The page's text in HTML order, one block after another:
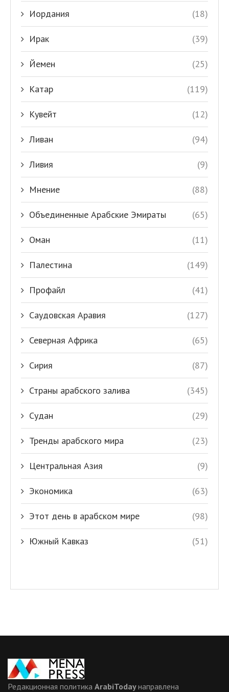
Иордания (18)
Ирак (39)
Йемен (25)
Катар (119)
Кувейт (12)
Ливан (94)
Ливия (9)
Мнение (88)
Объединенные Арабские Эмираты (65)
Оман (11)
Палестина (149)
Профайл (41)
Саудовская Аравия (127)
Северная Африка (65)
Сирия (87)
Страны арабского залива (345)
Судан (29)
Тренды арабского мира (23)
Центральная Азия (9)
Экономика (63)
Этот день в арабском мире (98)
Южный Кавказ (51)
Редакционная политика ArabiTodayнаправлена